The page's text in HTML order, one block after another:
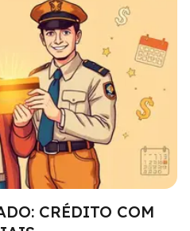
CRÉDITO COM